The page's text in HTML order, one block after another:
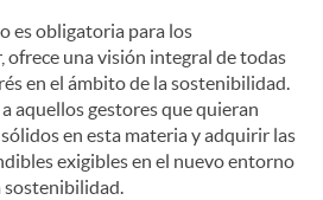
es obligatoria para los
ofrece una visión integral de todas
en el ámbito de la sostenibilidad.
aquellos gestores que quieran
en esta materia y adquirir las
exigibles en el nuevo entorno
sostenibilidad.